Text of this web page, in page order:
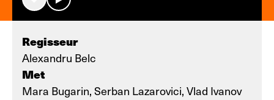
Regisseur
Alexandru Belc
Met
Mara Bugarin, Serban Lazarovici, Vlad Ivanov